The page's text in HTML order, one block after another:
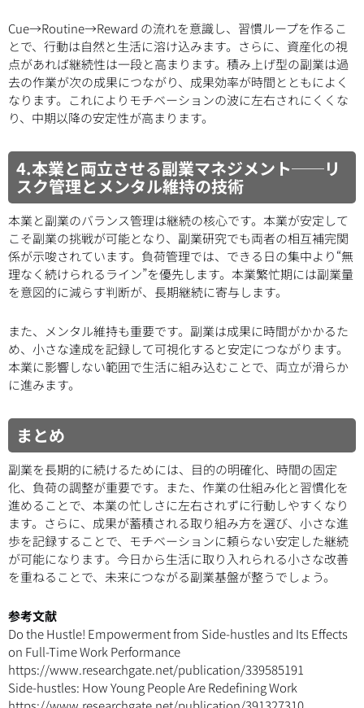
Cue→Routine→Reward の流れを意識し、習慣ループを作るこ
とで、行動は自然と生活に溶け込みます。さらに、資産化の視
点があれば継続性は一段と高まります。積み上げ型の副業は過
去の作業が次の成果につながり、成果効率が時間とともによく
なります。これによりモチベーションの波に左右されにくくな
り、中期以降の安定性が高まります。
4.本業と両立させる副業マネジメント──リ
スク管理とメンタル維持の技術
本業と副業のバランス管理は継続の核心です。本業が安定して
こそ副業の挑戦が可能となり、副業研究でも両者の相互補完関
係が示唆されています。負荷管理では、できる日の集中より“無
理なく続けられるライン”を優先します。本業繁忙期には副業量
を意図的に減らす判断が、長期継続に寄与します。
また、メンタル維持も重要です。副業は成果に時間がかかるた
め、小さな達成を記録して可視化すると安定につながります。
本業に影響しない範囲で生活に組み込むことで、両立が滑らか
に進みます。
まとめ
副業を長期的に続けるためには、目的の明確化、時間の固定
化、負荷の調整が重要です。また、作業の仕組み化と習慣化を
進めることで、本業の忙しさに左右されずに行動しやすくなり
ます。さらに、成果が蓄積される取り組み方を選び、小さな進
歩を記録することで、モチベーションに頼らない安定した継続
が可能になります。今日から生活に取り入れられる小さな改善
を重ねることで、未来につながる副業基盤が整うでしょう。
参考文献
Do the Hustle! Empowerment from Side-hustles and Its Effects
on Full-Time Work Performance
https://www.researchgate.net/publication/339585191
Side-hustles: How Young People Are Redefining Work